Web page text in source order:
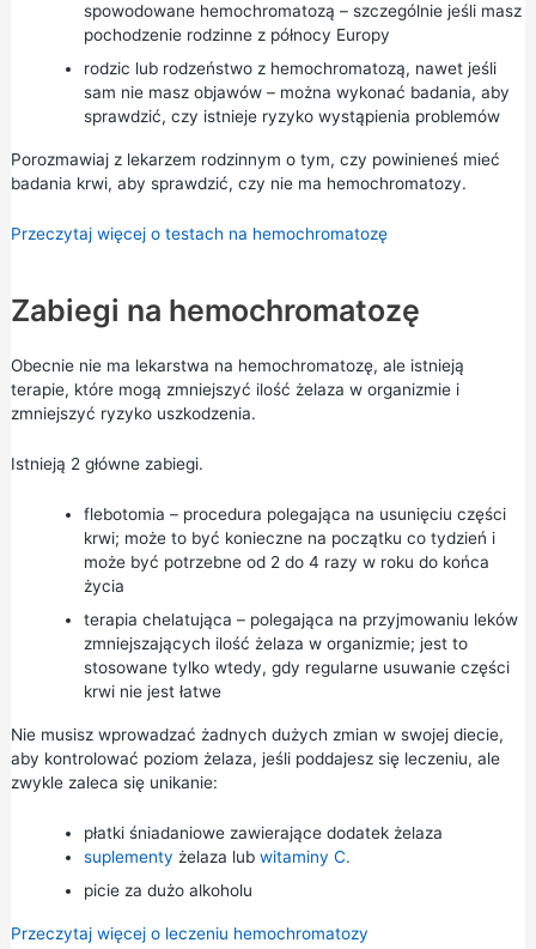
spowodowane hemochromatozą – szczególnie jeśli masz
pochodzenie rodzinne z północy Europy
rodzic lub rodzeństwo z hemochromatozą, nawet jeśli
sam nie masz objawów – można wykonać badania, aby
sprawdzić, czy istnieje ryzyko wystąpienia problemów
Porozmawiaj z lekarzem rodzinnym o tym, czy powinieneś mieć
badania krwi, aby sprawdzić, czy nie ma hemochromatozy.
Przeczytaj więcej o testach na hemochromatozę
Zabiegi na hemochromatozę
Obecnie nie ma lekarstwa na hemochromatozę, ale istnieją
terapie, które mogą zmniejszyć ilość żelaza w organizmie i
zmniejszyć ryzyko uszkodzenia.
Istnieją 2 główne zabiegi.
flebotomia – procedura polegająca na usunięciu części
krwi; może to być konieczne na początku co tydzień i
może być potrzebne od 2 do 4 razy w roku do końca
życia
terapia chelatująca – polegająca na przyjmowaniu leków
zmniejszających ilość żelaza w organizmie; jest to
stosowane tylko wtedy, gdy regularne usuwanie części
krwi nie jest łatwe
Nie musisz wprowadzać żadnych dużych zmian w swojej diecie,
aby kontrolować poziom żelaza, jeśli poddajesz się leczeniu, ale
zwykle zaleca się unikanie:
płatki śniadaniowe zawierające dodatek żelaza
suplementy żelaza lub witaminy C.
picie za dużo alkoholu
Przeczytaj więcej o leczeniu hemochromatozy